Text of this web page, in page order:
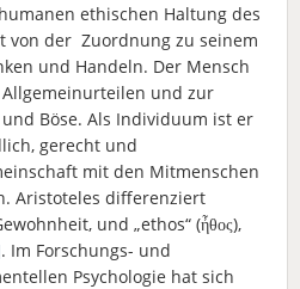
ethischen Haltung des
von der Zuordnung zu seinem
und Handeln. Der Mensch
und zur
Böse. Als Individuum ist er
gerecht und
mit den Mitmenschen
Aristoteles differenziert
und „ethos“ (ἦθος),
. Im Forschungs- und
Psychologie hat sich